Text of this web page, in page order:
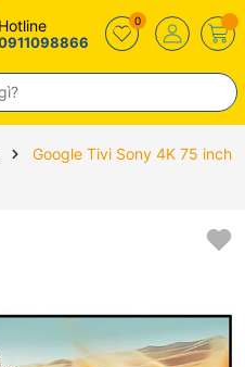
Hotline 0
Google Tivi Sony 4K 75 inch